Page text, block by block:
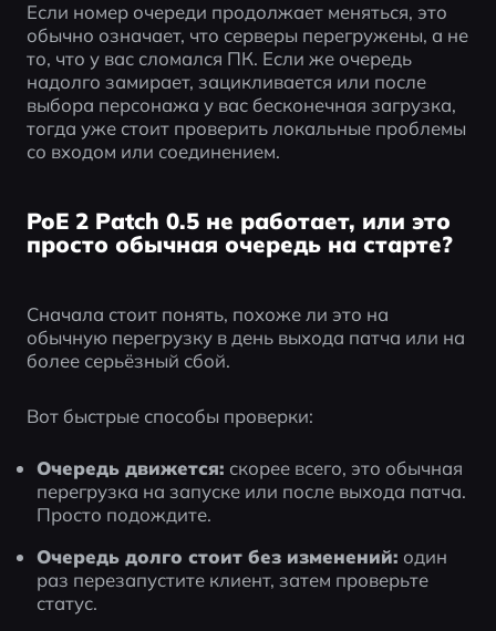
Если номер очереди продолжает меняться, это
обычно означает, что серверы перегружены, а не
то, что у вас сломался ПК. Если же очередь
надолго замирает, зацикливается или после
выбора персонажа у вас бесконечная загрузка,
тогда уже стоит проверить локальные проблемы
со входом или соединением.
PoE 2 Patch 0.5 не работает, или это
просто обычная очередь на старте?
Сначала стоит понять, похоже ли это на
обычную перегрузку в день выхода патча или на
более серьёзный сбой.
Вот быстрые способы проверки:
Очередь движется: скорее всего, это обычная
перегрузка на запуске или после выхода патча.
Просто подождите.
Очередь долго стоит без изменений: один
раз перезапустите клиент, затем проверьте
статус.